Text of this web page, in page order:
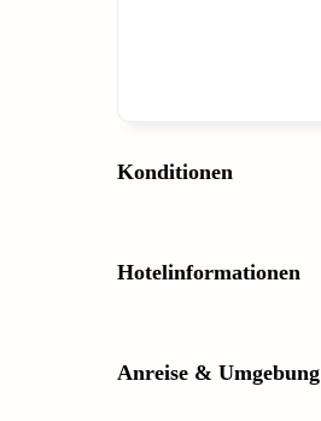
Konditionen
Hotelinformationen
Anreise & Umgebung